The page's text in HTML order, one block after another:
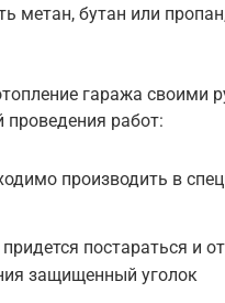
метан, бутан или
гаража своими
проведения работ:
производить в
постараться и
защищенный уголок